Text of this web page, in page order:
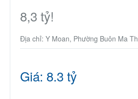
Ecocity Premia
Liên hệ
8,3 tỷ!
Địa chỉ: Y Moan, Phường Buôn Ma
Giá: 8.3 tỷ